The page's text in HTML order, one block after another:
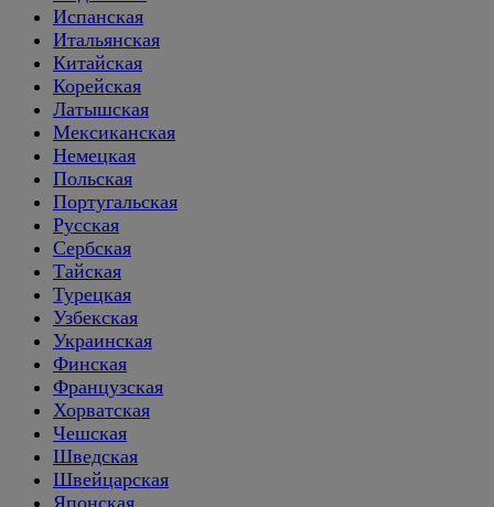
Испанская
Итальянская
Китайская
Корейская
Латышская
Мексиканская
Немецкая
Польская
Португальская
Русская
Сербская
Тайская
Турецкая
Узбекская
Украинская
Финская
Французская
Хорватская
Чешская
Шведская
Швейцарская